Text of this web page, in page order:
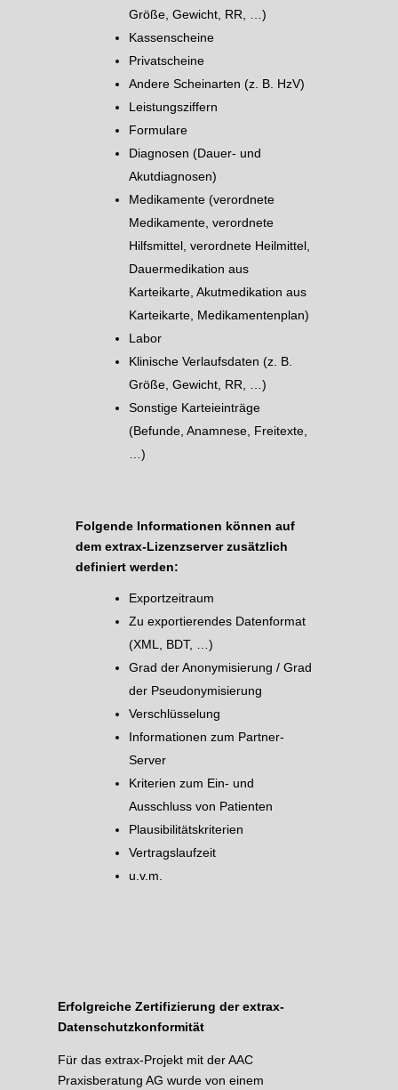
Größe, Gewicht, RR, …)
Kassenscheine
Privatscheine
Andere Scheinarten (z. B. HzV)
Leistungsziffern
Formulare
Diagnosen (Dauer- und
Akutdiagnosen)
Medikamente (verordnete
Medikamente, verordnete
Hilfsmittel, verordnete Heilmittel,
Dauermedikation aus
Karteikarte, Akutmedikation aus
Karteikarte, Medikamentenplan)
Labor
Klinische Verlaufsdaten (z. B.
Größe, Gewicht, RR, …)
Sonstige Karteieinträge
(Befunde, Anamnese, Freitexte,
…)
Folgende Informationen können auf
dem extrax-Lizenzserver zusätzlich
definiert werden:
Exportzeitraum
Zu exportierendes Datenformat
(XML, BDT, …)
Grad der Anonymisierung / Grad
der Pseudonymisierung
Verschlüsselung
Informationen zum Partner-
Server
Kriterien zum Ein- und
Ausschluss von Patienten
Plausibilitätskriterien
Vertragslaufzeit
u.v.m.
Erfolgreiche Zertifizierung der extrax-
Datenschutzkonformität
Für das extrax-Projekt mit der AAC
Praxisberatung AG wurde von einem